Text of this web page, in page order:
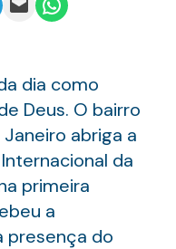
dia como
Deus. O bairro
abriga a
da
primeira
a
presença do